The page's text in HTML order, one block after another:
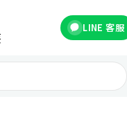
LINE 客服